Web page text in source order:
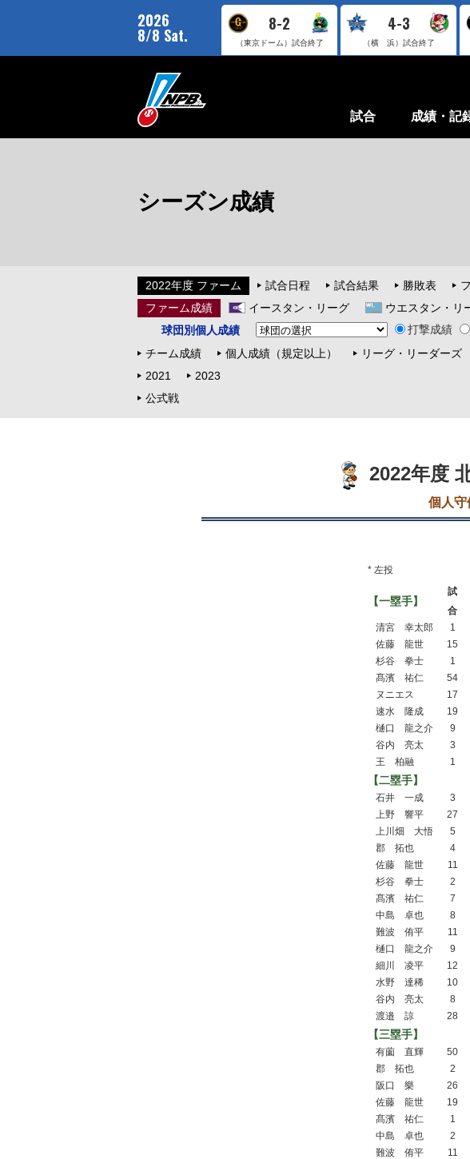
2026
8/8 Sat.
8-2
（東京ドーム） 試合終了
4-3
（横 浜） 試合終了
試合 成績・記
シーズン成績
2022年度 ファーム 試合日程 試合結果 勝敗表
ファーム成績
イースタン・リーグ
ウエスタン・リ
球団別個人成績
打撃成績
チーム成績
個人成績（規定以上） リーグ・リーダーズ
2021
2023
公式戦
2022年度
個人守
* 左投
【一塁手】
試
合
清宮 幸太郎
1
佐藤 龍世
15
杉谷 拳士
1
髙濱 祐仁
54
ヌニエス
17
速水 隆成
19
樋口 龍之介
9
谷内 亮太
3
王 柏融
1
【二塁手】
石井 一成 3
上野 響平
27
上川畑 大悟
5
郡 拓也
4
佐藤 龍世
11
杉谷 拳士
2
髙濱 祐仁
7
中島 卓也
8
難波 侑平
11
樋口 龍之介
9
細川 凌平
12
水野 達稀
10
谷内 亮太
8
渡邉 諒
28
【三塁手】
有薗 直輝 50
郡 拓也
2
阪口 樂
26
佐藤 龍世
19
髙濱 祐仁
1
中島 卓也
2
難波 侑平
11